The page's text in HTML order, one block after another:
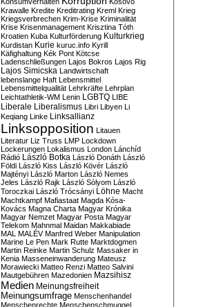
Krawalle Kredite Kreditrating Kreml Krieg
Kriegsverbrechen Krim-Krise Kriminalität
Krise Krisenmanagement Krisztina Tóth
Kroatien Kuba Kulturförderung Kulturkrieg
Kurdistan Kurie kuruc.info Kyrill
Käfighaltung Kék Pont Kötcse
Ladenschließungen Lajos Bokros Lajos Rig
Lajos Simicska Landwirtschaft
lebenslange Haft Lebensmittel
Lebensmittelqualität Lehrkräfte Lehrplan
Leichtathletik-WM Lenin LGBTQ LIBE
Liberale Liberalismus Libri Libyen Li
Keqiang Linke Linksallianz
Linksopposition Litauen
Literatur Liz Truss LMP Lockdown
Lockerungen Lokalismus London Lánchíd
Rádió
László Botka László Donáth László
Földi László Kiss László Kövér László
Majtényi László Marton László Nemes
Jeles László Rajk László Sólyom László
Toroczkai László Trócsányi Löhne Macht
Machtkampf Mafiastaat Magda Kósa-
Kovács Magna Charta Magyar Krónika
Magyar Nemzet Magyar Posta Magyar
Telekom Mahnmal Maidan Makkabiade
MAL MALÉV Manfred Weber Manipulation
Marine Le Pen Mark Rutte Marktdogmen
Martin Reinke Martin Schulz Massaker in
Kenia Masseneinwanderung Mateusz
Morawiecki Matteo Renzi Matteo Salvini
Mautgebühren Mazedonien Mazsihisz
Medien Meinungsfreiheit
Meinungsumfrage Menschenhandel
Menschenrechte Menschenschmuggel